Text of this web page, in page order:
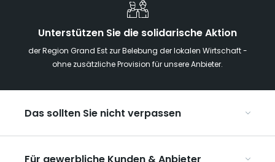
Unterstützen Sie die solidarische Aktion
der Region Grand Est zur Belebung der lokalen Wirtschaft -
ohne zusätzliche Provision für unsere Anbieter.
Das sollten Sie nicht verpassen